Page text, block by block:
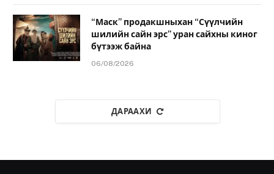
“Маск” продакшныхан “Сүүлчийн
шилийн сайн эрс” уран сайхны киног
бүтээж байна
06/08/2026
ДАРААХИ